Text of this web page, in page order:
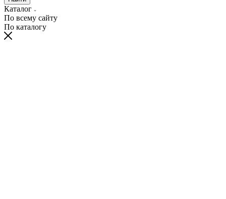
Каталог
По всему сайту
По каталогу